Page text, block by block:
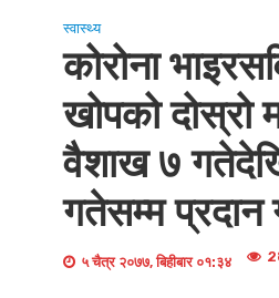
स्वास्थ्य
कोरोना
खोपको दोस्रो
वैशाख ७
गतेसम्म प्रदान
५ चैत्र २०७७, बिहीबार ०१:३४